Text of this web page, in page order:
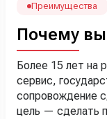
менеджеру
Преимущества
Почему
Более 15 лет на
сервис,
сопровождение
цель — сделать